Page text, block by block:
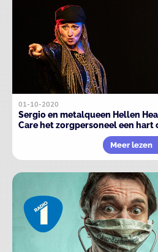
01-10-2020
Sergio en metalqueen Hellen
Care het zorgpersoneel een hart
Meer lezen